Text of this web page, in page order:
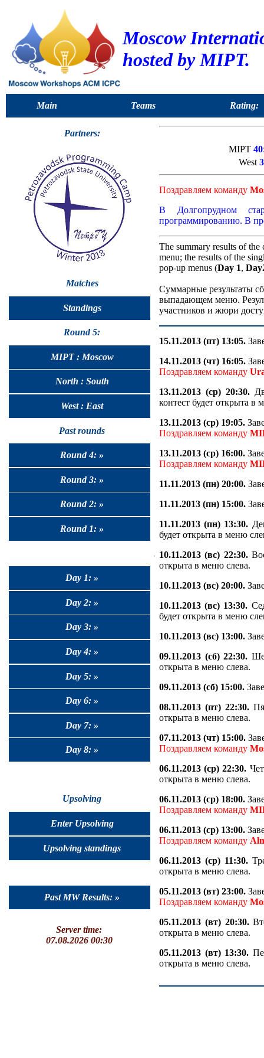
Moscow
hosted by MIPT.
Main Teams Rating:
Partners:
Matches
Standings
Round 5:
MIPT : Moscow
North : South
West : East
Past rounds
Round 4: »
Round 3: »
Round 2: »
Round 1: »
Day 1: »
Day 2: »
Day 3: »
Day 4: »
Day 5: »
Day 6: »
Day 7: »
Day 8: »
Upsolving
Enter Upsolving
Upsolving standings
Past MW Results: »
Server time:
07.08.2026 00:30
MIPT 40
West
Поздравляем команду
В Долгопрудном
программированию. В
The summary results of
menu; the results of the
pop-up menus (Day 1,
Суммарные результаты
выпадающем меню.
участников и жюри
15.11.2013 (пт) 13:05.
14.11.2013 (чт) 16:05.
Поздравляем команду
13.11.2013 (ср) 20:30.
контест будет открыта в
13.11.2013 (ср) 19:05.
Поздравляем команду
13.11.2013 (ср) 16:00.
Поздравляем команду
11.11.2013 (пн) 20:00.
11.11.2013 (пн) 15:00.
11.11.2013 (пн) 13:30.
будет открыта в меню
10.11.2013 (вс) 22:30.
открыта в меню слева.
10.11.2013 (вс) 20:00.
10.11.2013 (вс) 13:30.
будет открыта в меню
10.11.2013 (вс) 13:00.
09.11.2013 (сб) 22:30.
открыта в меню слева.
09.11.2013 (сб) 15:00.
08.11.2013 (пт) 22:30.
открыта в меню слева.
07.11.2013 (чт) 15:00.
Поздравляем команду
06.11.2013 (ср) 22:30.
открыта в меню слева.
06.11.2013 (ср) 18:00.
Поздравляем команду
06.11.2013 (ср) 13:00.
Поздравляем команду
06.11.2013 (ср) 11:30.
открыта в меню слева.
05.11.2013 (вт) 23:00.
Поздравляем команду
05.11.2013 (вт) 20:30.
открыта в меню слева.
05.11.2013 (вт) 13:30.
открыта в меню слева.